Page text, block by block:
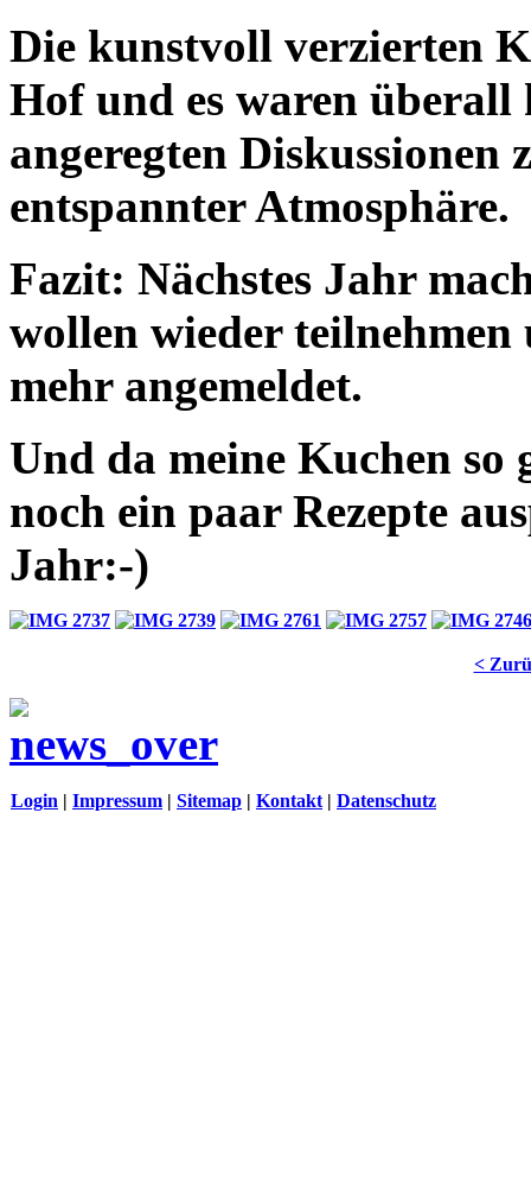
Die kunstvoll verzierten
Hof und es waren
angeregten Diskussionen
entspannter Atmosphäre.
Fazit: Nächstes Jahr
wollen wieder
mehr angemeldet.
Und da meine Kuchen so
noch ein paar Rezepte
Jahr:-)
<
Login | Impressum | Sitemap | Kontakt | Datenschutz